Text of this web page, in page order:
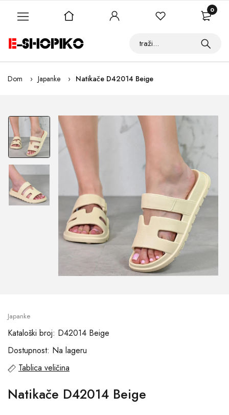
Dom Japanke Natikače D42014 Beige
Japanke
Kataloški broj: D42014 Beige
Dostupnost: Na lageru
Tablica veličina
Natikače D42014 Beige
0